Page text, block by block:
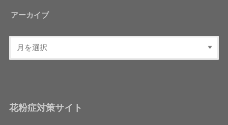
アーカイブ
花粉症対策サイト